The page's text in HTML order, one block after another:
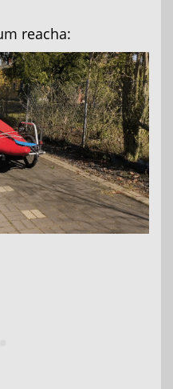
reacha: